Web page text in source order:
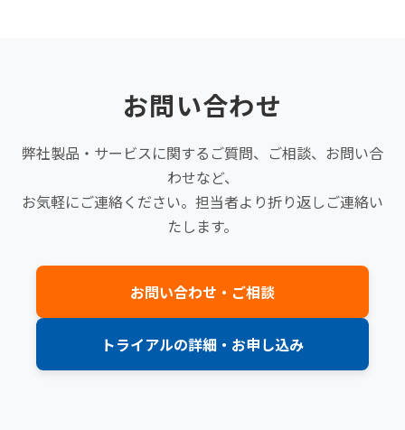
お問い合わせ
弊社製品・サービスに関するご質問、ご相談、お問い合
わせなど、
お気軽にご連絡ください。担当者より折り返しご連絡い
たします。
お問い合わせ・ご相談
トライアルの詳細・お申し込み